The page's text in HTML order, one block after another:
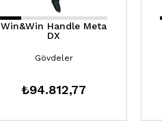
Win&Win Handle Meta
DX
Gövdeler
₺94.812,77